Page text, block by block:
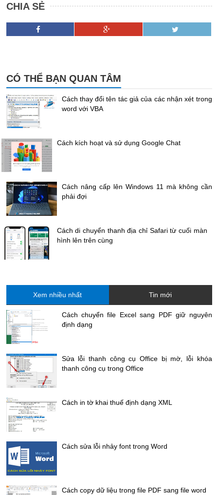
CHIA SẺ
CÓ THỂ BẠN QUAN TÂM
Cách thay đổi tên tác giả của các nhận xét trong
word với VBA
Cách kích hoạt và sử dụng Google Chat
Cách nâng cấp lên Windows 11 mà không cần
phải đợi
Cách di chuyển thanh địa chỉ Safari từ cuối màn
hình lên trên cùng
Xem nhiều nhất Tin mới
Cách chuyển file Excel sang PDF giữ nguyên
định dạng
Sửa lỗi thanh công cụ Office bị mờ, lỗi khóa
thanh công cụ trong Office
Cách in tờ khai thuế định dạng XML
Cách sửa lỗi nhảy font trong Word
Cách copy dữ liệu trong file PDF sang file word